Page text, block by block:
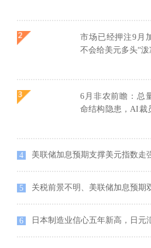
市场已经押注9月
不会给美元多头“泼
6月非农前瞻：总
命结构隐患，AI裁
4 美联储加息预期支撑美元指数走强，DXY维持
5 关税前景不明、美联储加息预期双重施
6 日本制造业信心五年新高，日元汇率却在跌——日本经